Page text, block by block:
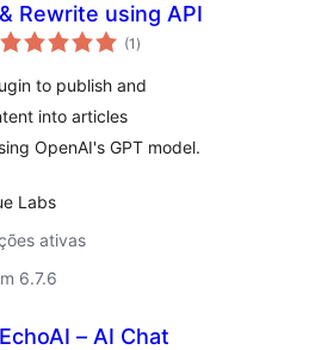
& Rewrite using API
(1 avaliações
totais
)
to publish and
into articles
OpenAI's GPT model.
Labs
ativas
6.7.6
EchoAI – AI Chat